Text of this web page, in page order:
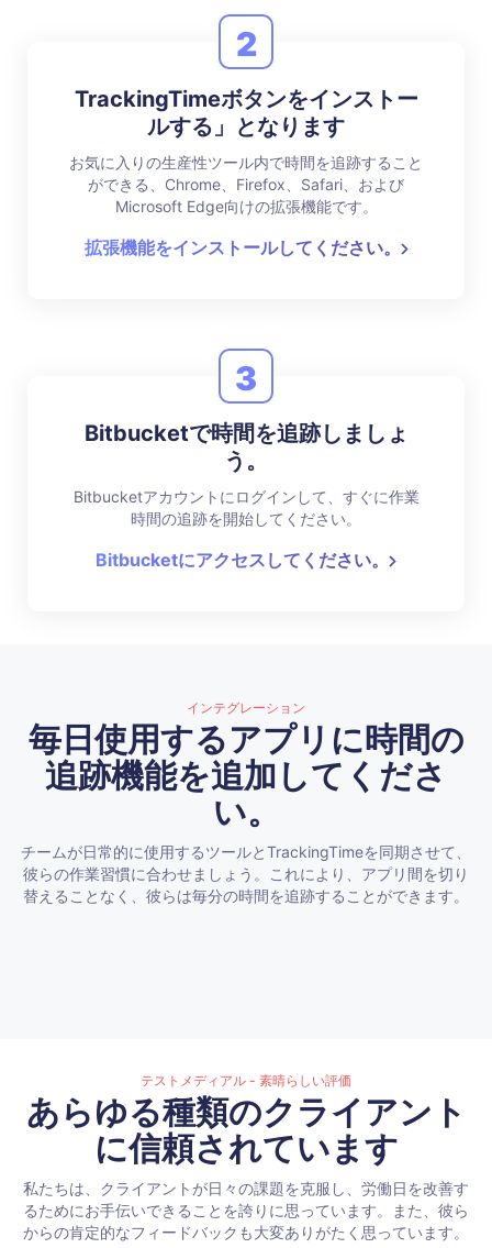
2
TrackingTimeボタンをインストー
ルする」となります
お気に入りの生産性ツール内で時間を追跡すること
ができる、Chrome、Firefox、Safari、および
Microsoft Edge向けの拡張機能です。
拡張機能をインストールしてください。
3
Bitbucketで時間を追跡しましょ
う。
Bitbucketアカウントにログインして、すぐに作業
時間の追跡を開始してください。
Bitbucketにアクセスしてください。
インテグレーション
毎日使用するアプリに時間の
追跡機能を追加してくださ
い。
チームが日常的に使用するツールとTrackingTimeを同期させて、
彼らの作業習慣に合わせましょう。これにより、アプリ間を切り
替えることなく、彼らは毎分の時間を追跡することができます。
テストメディアル - 素晴らしい評価
あらゆる種類のクライアント
に信頼されています
私たちは、クライアントが日々の課題を克服し、労働日を改善す
るためにお手伝いできることを誇りに思っています。また、彼ら
からの肯定的なフィードバックも大変ありがたく思っています。